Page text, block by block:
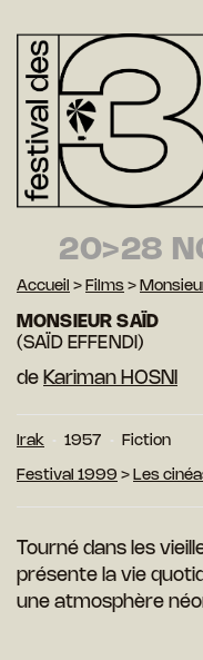
20>28
Accueil > Films >
MONSIEUR SAÏD
(SAÏD EFFENDI)
de Kariman HOSNI
Irak 1957 Fiction
Festival 1999 > Les
Tourné dans les
présente la vie
une atmosphère